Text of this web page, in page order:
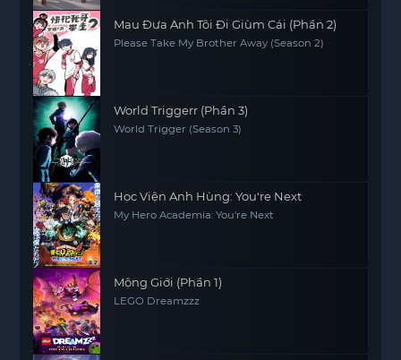
Mau Đưa Anh Tôi Đi Giùm Cái (Phần 2)
Please Take My Brother Away (Season 2)
World Triggerr (Phần 3)
World Trigger (Season 3)
Học Viện Anh Hùng: You're Next
My Hero Academia: You're Next
Mộng Giới (Phần 1)
LEGO Dreamzzz